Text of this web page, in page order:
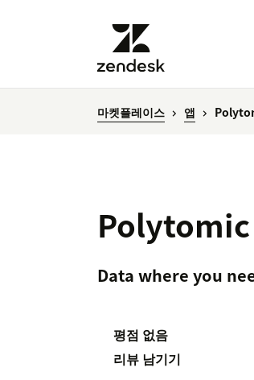
마켓플레이스 앱
Polytomic
Data where you
평점 없음
리뷰 남기기